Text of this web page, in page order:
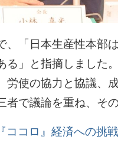
、「日本生産性本部
」と指摘しました。
労使の協力と協議、
で議論を重ね、そ
コロ』経済への挑戦